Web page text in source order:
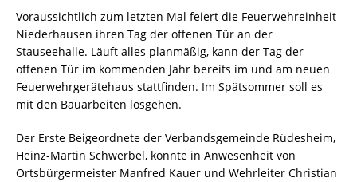
Voraussichtlich zum letzten Mal feiert die Feuerwehreinheit
Niederhausen ihren Tag der offenen Tür an der
Stauseehalle. Läuft alles planmäßig, kann der Tag der
offenen Tür im kommenden Jahr bereits im und am neuen
Feuerwehrgerätehaus stattfinden. Im Spätsommer soll es
mit den Bauarbeiten losgehen.
Der Erste Beigeordnete der Verbandsgemeinde Rüdesheim,
Heinz-Martin Schwerbel, konnte in Anwesenheit von
Ortsbürgermeister Manfred Kauer und Wehrleiter Christian